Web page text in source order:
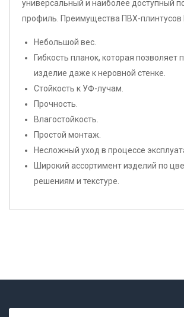
универсальный и наиболее доступный
профиль. Преимущества ПВХ-плинтусов
Небольшой вес.
Гибкость планок, которая позволяет
изделие даже к неровной стенке.
Стойкость к УФ-лучам.
Прочность.
Влагостойкость.
Простой монтаж.
Несложный уход в процессе
Широкий ассортимент изделий по
решениям и текстуре.